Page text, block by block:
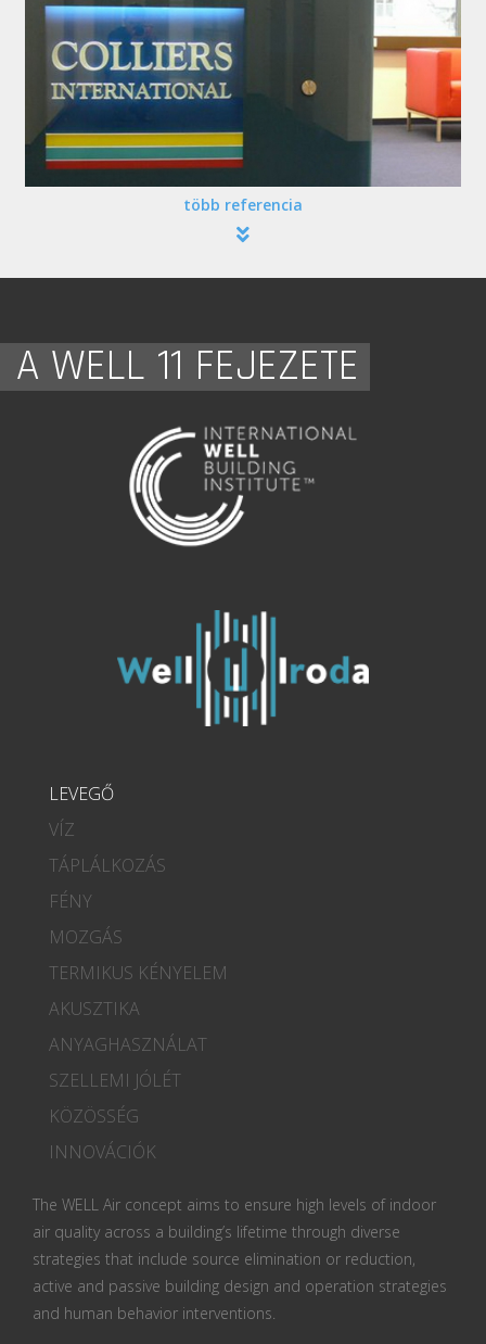
több referencia
A WELL 11 FEJEZETE
LEVEGŐ
VÍZ
TÁPLÁLKOZÁS
FÉNY
MOZGÁS
TERMIKUS KÉNYELEM
AKUSZTIKA
ANYAGHASZNÁLAT
SZELLEMI JÓLÉT
KÖZÖSSÉG
INNOVÁCIÓK
The WELL Air concept aims to ensure high levels of indoor
air quality across a building’s lifetime through diverse
strategies that include source elimination or reduction,
active and passive building design and operation strategies
and human behavior interventions.